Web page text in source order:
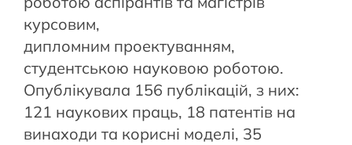
курсовим,
дипломним проектуванням,
студентською науковою роботою.
Опублікувала 156 публікацій, з них:
121 наукових праць, 18 патентів на
винаходи та корисні моделі, 35